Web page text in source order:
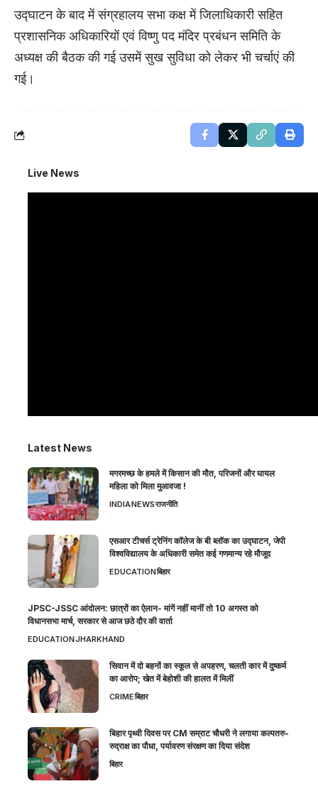
उद्घाटन के बाद में संग्रहालय सभा कक्ष में जिलाधिकारी सहित
प्रशासनिक अधिकारियों एवं विष्णु पद मंदिर प्रबंधन समिति के
अध्यक्ष की बैठक की गई उसमें सुख सुविधा को लेकर भी चर्चाएं की
गई।
Live News
Latest News
मगरमच्छ के हमले में किसान की मौत, परिजनों और घायल
महिला को मिला मुआवजा !
INDIANEWSराजनीति
एसआर टीचर्स ट्रेनिंग कॉलेज के बी ब्लॉक का उद्घाटन, जेपी
विश्वविद्यालय के अधिकारी समेत कई गणमान्य रहे मौजूद
EDUCATIONबिहार
JPSC-JSSC आंदोलन: छात्रों का ऐलान- मांगें नहीं मानीं तो 10 अगस्त को
विधानसभा मार्च, सरकार से आज छठे दौर की वार्ता
EDUCATIONJHARKHAND
सिवान में दो बहनों का स्कूल से अपहरण, चलती कार में दुष्कर्म
का आरोप; खेत में बेहोशी की हालत में मिलीं
CRIMEबिहार
बिहार पृथ्वी दिवस पर CM सम्राट चौधरी ने लगाया कल्पतरु-
रुद्राक्ष का पौधा, पर्यावरण संरक्षण का दिया संदेश
बिहार